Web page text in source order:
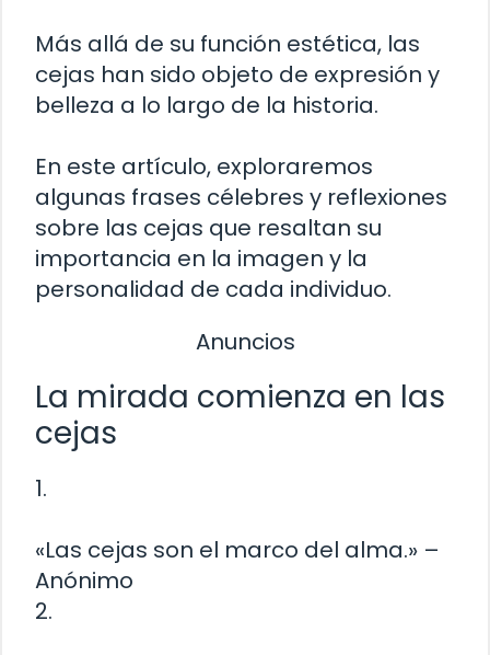
Más allá de su función estética, las
cejas han sido objeto de expresión y
belleza a lo largo de la historia.
En este artículo, exploraremos
algunas frases célebres y reflexiones
sobre las cejas que resaltan su
importancia en la imagen y la
personalidad de cada individuo.
Anuncios
La mirada comienza en las
cejas
1.
«Las cejas son el marco del alma.» –
Anónimo
2.